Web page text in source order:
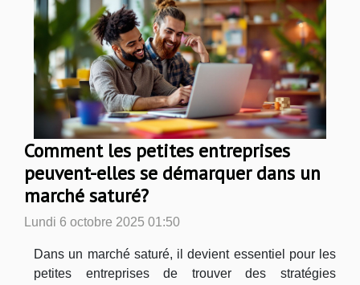
Comment les petites entreprises
peuvent-elles se démarquer dans un
marché saturé?
Lundi 6 octobre 2025 01:50
Dans un marché saturé, il devient essentiel pour les
petites entreprises de trouver des stratégies